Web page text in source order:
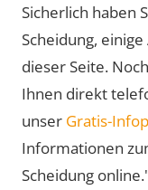
Sicherlich haben
Scheidung,
dieser Seite.
Ihnen direkt
unser Gratis-
Informationen
Scheidung